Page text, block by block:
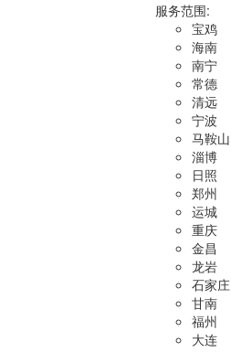
服务范围:
宝鸡
海南
南宁
常德
清远
宁波
马鞍山
淄博
日照
郑州
运城
重庆
金昌
龙岩
石家庄
甘南
福州
大连